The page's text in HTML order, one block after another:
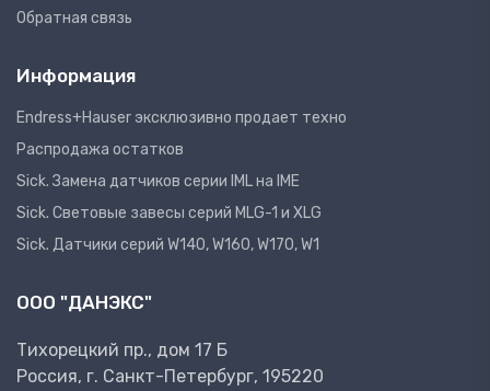
Обратная связь
Информация
Endress+Hauser эксклюзивно продает техно
Распродажа остатков
Sick. Замена датчиков серии IML на IME
Sick. Световые завесы серий MLG-1 и XLG
Sick. Датчики серий W140, W160, W170, W1
ООО "ДАНЭКС"
Тихорецкий пр., дом 17 Б
Россия, г. Санкт-Петербург, 195220